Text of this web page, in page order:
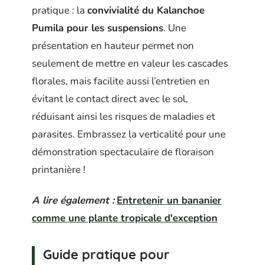
pratique : la convivialité du Kalanchoe
Pumila pour les suspensions. Une
présentation en hauteur permet non
seulement de mettre en valeur les cascades
florales, mais facilite aussi l’entretien en
évitant le contact direct avec le sol,
réduisant ainsi les risques de maladies et
parasites. Embrassez la verticalité pour une
démonstration spectaculaire de floraison
printanière !
A lire également : Entretenir un bananier
comme une plante tropicale d'exception
Guide pratique pour